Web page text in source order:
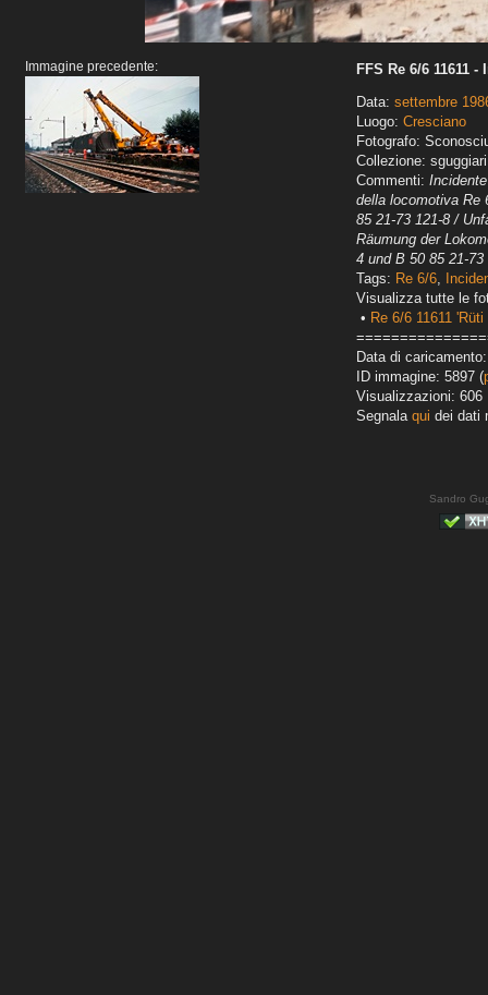
Immagine precedente:
FFS Re 6/6 11611
Data: settembre
Luogo: Cresciano
Fotografo:
Collezione:
Commenti:
della locomotiva Re
85 21-73 121-8 /
Räumung der
4 und B 50 85 21-73
Tags: Re 6/6,
Visualizza tutte le
• Re 6/6 11611 'Rüti
Data di
ID immagine: 5897 (
Visualizzazioni: 606
Segnala qui dei dati
Sandro